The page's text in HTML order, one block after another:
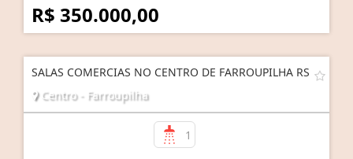
R$ 350.000,00
SALAS COMERCIAS NO CENTRO DE FARROUPILHA RS
Centro - Farroupilha
1